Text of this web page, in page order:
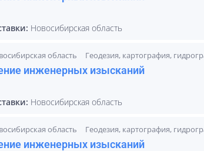
Новосибирская область
область Геодезия, картография,
инженерных изысканий
Новосибирская область
область Геодезия, картография,
инженерных изысканий